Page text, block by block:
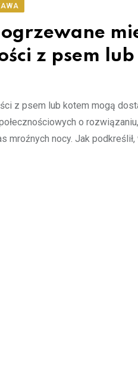
z psem
z psem lub kotem mogą
o
mroźnych nocy. Jak